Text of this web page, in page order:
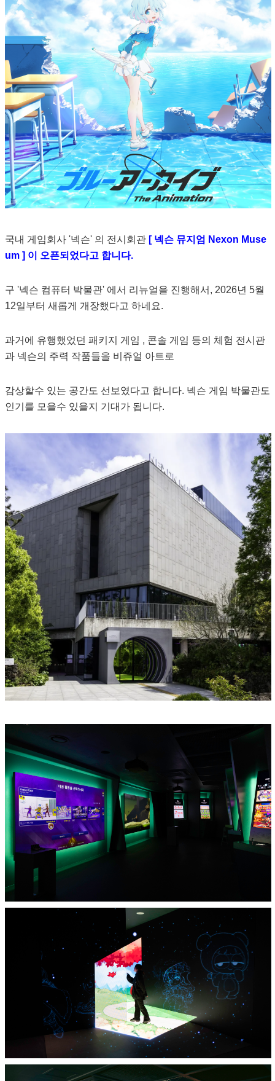
국내 게임회사 '넥슨' 의 전시회관 [ 넥슨 뮤지엄 Nexon Muse
um ] 이 오픈되었다고 합니다.
구 '넥슨 컴퓨터 박물관' 에서 리뉴얼을 진행해서, 2026년 5월
12일부터 새롭게 개장했다고 하네요.
과거에 유행했었던 패키지 게임 , 콘솔 게임 등의 체험 전시관
과 넥슨의 주력 작품들을 비쥬얼 아트로
감상할수 있는 공간도 선보였다고 합니다. 넥슨 게임 박물관도
인기를 모을수 있을지 기대가 됩니다.